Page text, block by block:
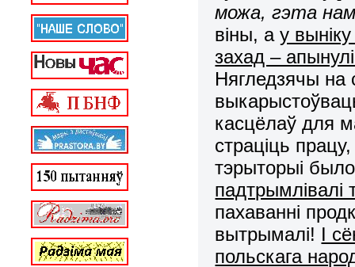
можа, гэта
віны, ау
захад –
Нягледзячы
касцёлаў для
страціць
тэрыторыі
падтрымлівалі
пахаванні
вытрымалі! І
польскага